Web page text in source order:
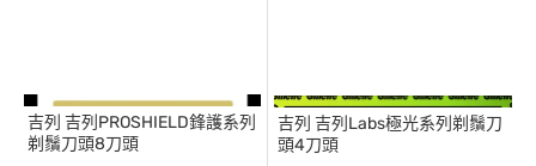
吉列 吉列PROSHIELD鋒護系列
剃鬚刀頭8刀頭
吉列 吉列Labs極光系列剃鬚刀
頭4刀頭